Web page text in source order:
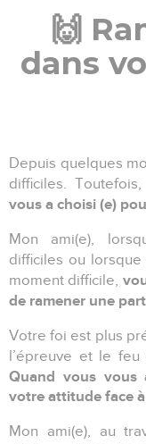
🙌
dans
Depuis quelques
difficiles.
vous a choisi (e)
Mon ami(e),
difficiles ou lorsque
moment difficile,
de ramener une
Votre foi est plus
l’épreuve et le
Quand vous vous
votre attitude face à
Mon ami(e), au